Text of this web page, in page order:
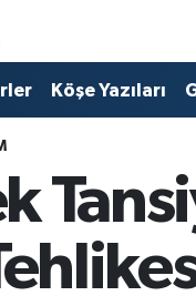
Köşe Yazıları